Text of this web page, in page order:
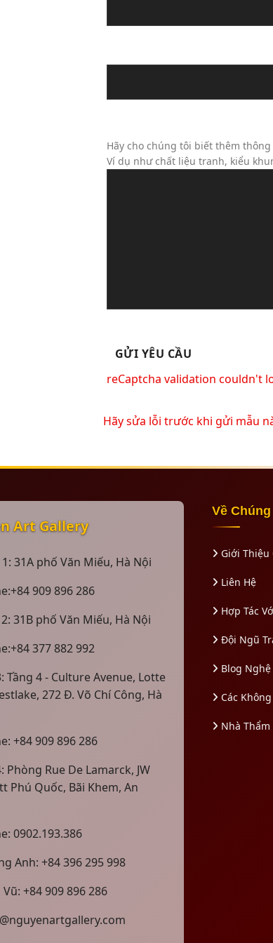
Hãy cho chúng tôi biết thêm
Ví dụ như chất liệu tranh, kiểu
reCaptcha validation couldn't
Hãy sửa lỗi trước khi gửi mẫu
Art Gallery
1: 31A phố Văn Miếu, Hà Nội
909 896 286
31B phố Văn Miếu, Hà Nội
377 882 992
Tầng 4 - Culture Avenue, Lotte
272 Đ. Võ Chí Công, Hà
+84 909 896 286
Phòng Rue De Lamarck, JW
Phú Quốc, Bãi Khem, An
0902.193.386
Anh: +84 396 295 998
+84 909 896 286
Về
Giới Thiệu
Liên Hệ
Hợp Tác
Đội Ngũ
Blog
Các
Nhà